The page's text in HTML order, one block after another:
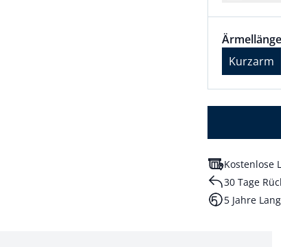
Kurzarm
Kostenlose
30 Tage
5 Jahre